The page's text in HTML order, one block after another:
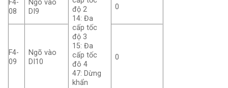
độ 2
14: Đa
cấp tốc
độ 3
15: Đa
cấp tốc
đô 4
47: Dừng
khẩn
F4-
08
Ngõ vào
DI9
0
F4-
09
Ngõ vào
DI10
0